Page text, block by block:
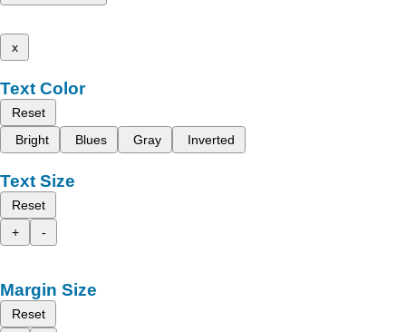
x
Text Color
Reset
Bright
Blues Gray Inverted
Text Size
Reset
+
-
Margin Size
Reset